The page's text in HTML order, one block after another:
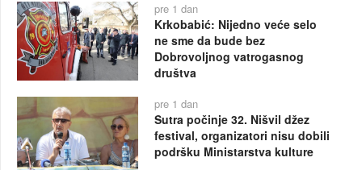
pre 1 dan
Krkobabić: Nijedno veće selo
ne sme da bude bez
Dobrovoljnog vatrogasnog
društva
pre 1 dan
Sutra počinje 32. Nišvil džez
festival, organizatori nisu dobili
podršku Ministarstva kulture